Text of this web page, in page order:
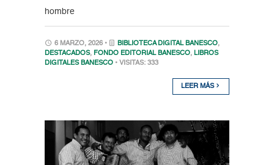
hombre
6 MARZO, 2026 • BIBLIOTECA DIGITAL BANESCO,
DESTACADOS, FONDO EDITORIAL BANESCO, LIBROS
DIGITALES BANESCO • VISITAS: 333
LEER MÁS